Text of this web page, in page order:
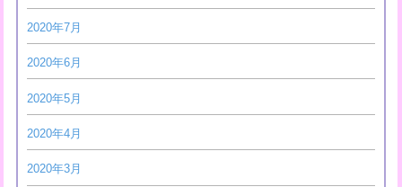
2020年7月
2020年6月
2020年5月
2020年4月
2020年3月